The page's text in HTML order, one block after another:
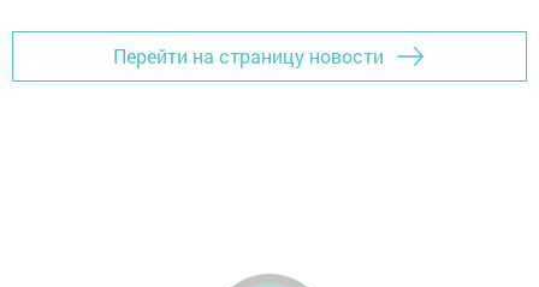
Перейти на страницу новости